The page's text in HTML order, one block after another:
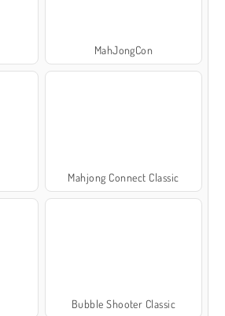
MahJongCon
Mahjong Connect Classic
Bubble Shooter Classic